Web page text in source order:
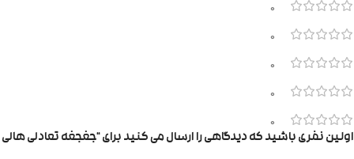
0
0
0
0
0
اولین نفری باشید که دیدگاهی را ارسال می کنید برای “جغجغه تعادلی هالی